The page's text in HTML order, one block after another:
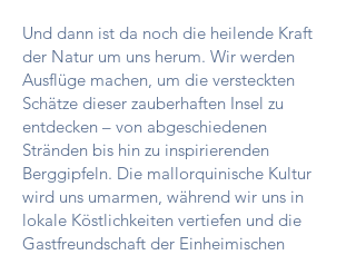
Und dann ist da noch die heilende Kraft
der Natur um uns herum. Wir werden
Ausflüge machen, um die versteckten
Schätze dieser zauberhaften Insel zu
entdecken – von abgeschiedenen
Stränden bis hin zu inspirierenden
Berggipfeln. Die mallorquinische Kultur
wird uns umarmen, während wir uns in
lokale Köstlichkeiten vertiefen und die
Gastfreundschaft der Einheimischen